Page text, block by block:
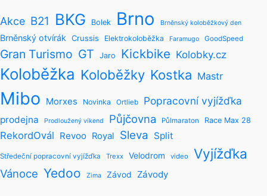
Akce B21 BKG Bolek Brno Brněnský koloběžkový den
Brněnský otvírák Crussis Elektrokoloběžka Faramugo GoodSpeed
Gran Turismo GT Jaro Kickbike Kolobky.cz
Koloběžka Koloběžky Kostka Mastr
Mibo Morxes Novinka Ortlieb Popracovní vyjížďka
prodejna Prodloužený víkend Půjčovna Půlmaraton Race Max 28
RekordOvál Revoo Royal Sleva Split
Středeční popracovní vyjížďka Trexx Velodrom video Vyjížďka
Vánoce Yedoo Zima Závod Závody